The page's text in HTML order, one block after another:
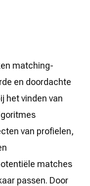
matching-
en doordachte
het vinden van
van profielen,
matches
passen. Door